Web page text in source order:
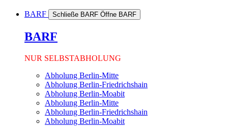
BARF Schließe BARF Öffne BARF
BARF
NUR SELBSTABHOLUNG
Abholung Berlin-Mitte
Abholung Berlin-Friedrichshain
Abholung Berlin-Moabit
Abholung Berlin-Mitte
Abholung Berlin-Friedrichshain
Abholung Berlin-Moabit